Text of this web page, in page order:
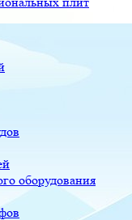
оборудования